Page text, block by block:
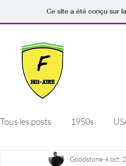
Ce site a été conçu sur
Tous les posts 1950s
rallye tchéquie
Goodstone 4 oct.